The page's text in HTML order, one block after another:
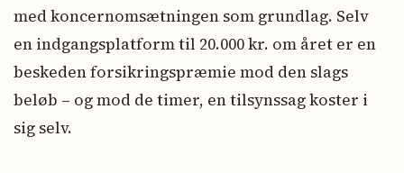
med koncernomsætningen som grundlag. Selv
en indgangsplatform til 20.000 kr. om året er en
beskeden forsikringspræmie mod den slags
beløb – og mod de timer, en tilsynssag koster i
sig selv.